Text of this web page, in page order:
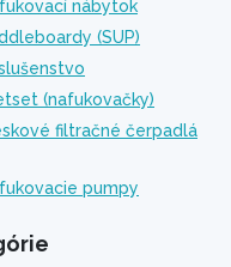
nábytok
(SUP)
(nafukovačky)
filtračné čerpadlá
pumpy